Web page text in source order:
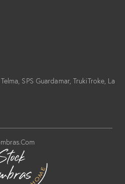
SPS Guardamar, TrukiTroke, La